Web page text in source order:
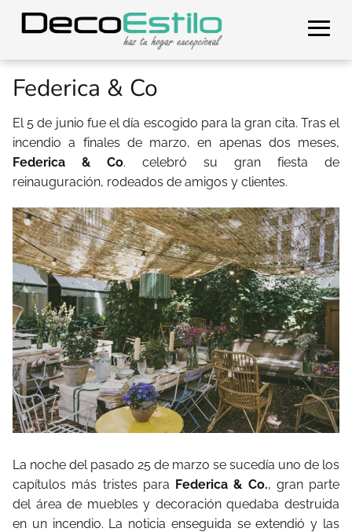
Federica & Co
El 5 de junio fue el día escogido para la gran cita. Tras el
incendio a finales de marzo, en apenas dos meses,
Federica & Co. celebró su gran fiesta de
reinauguración, rodeados de amigos y clientes.
La noche del pasado 25 de marzo se sucedía uno de los
capítulos más tristes para Federica & Co., gran parte
del área de muebles y decoración quedaba destruida
en un incendio. La noticia enseguida se extendió y las